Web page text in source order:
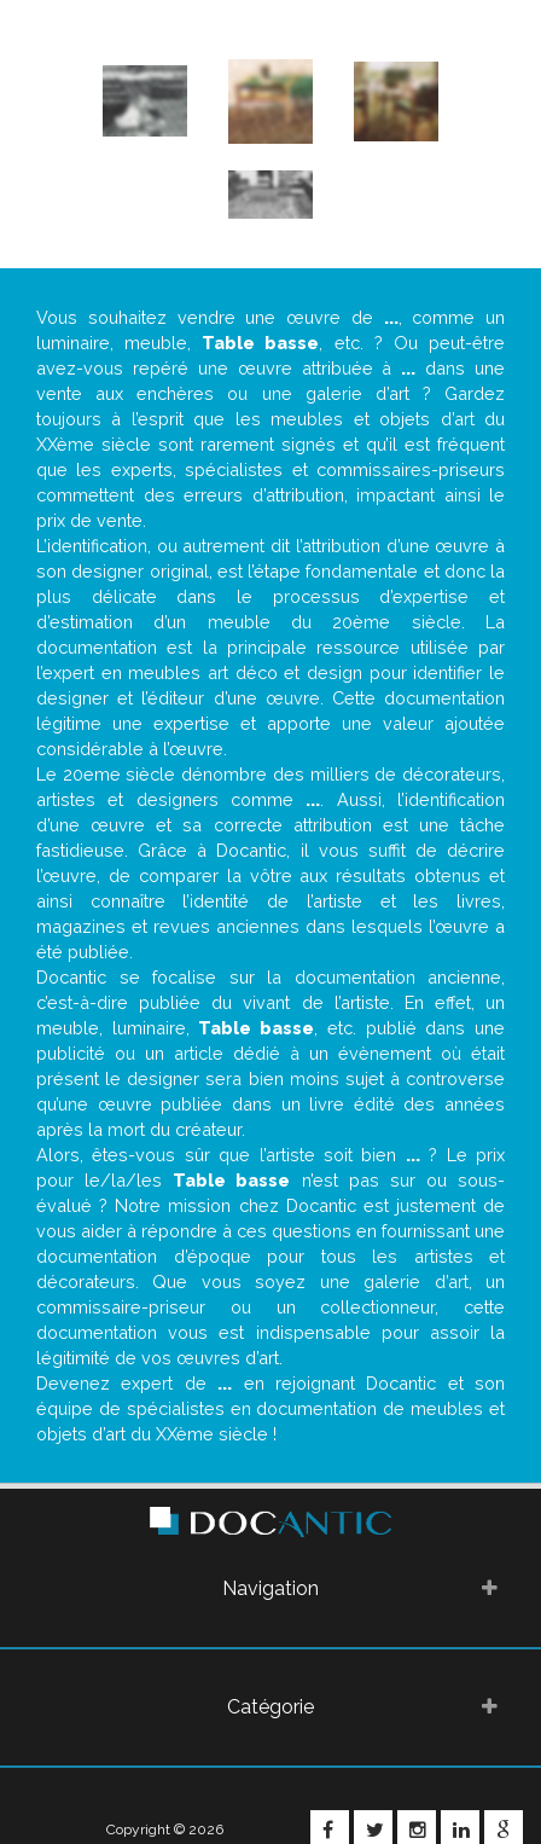
Vous souhaitez vendre une œuvre de ..., comme un
luminaire, meuble, Table basse , etc. ? Ou peut-être
avez-vous repéré une œuvre attribuée à ... dans une
vente aux enchères ou une galerie d’art ? Gardez
toujours à l’esprit que les meubles et objets d’art du
XXème siècle sont rarement signés et qu’il est fréquent
que les experts, spécialistes et commissaires-priseurs
commettent des erreurs d’attribution, impactant ainsi le
prix de vente.
L’identification, ou autrement dit l’attribution d’une œuvre à
son designer original, est l’étape fondamentale et donc la
plus délicate dans le processus d’expertise et
d’estimation d’un meuble du 20ème siècle. La
documentation est la principale ressource utilisée par
l’expert en meubles art déco et design pour identifier le
designer et l’éditeur d’une œuvre. Cette documentation
légitime une expertise et apporte une valeur ajoutée
considérable à l’œuvre.
Le 20eme siècle dénombre des milliers de décorateurs,
artistes et designers comme ... . Aussi, l’identification
d’une œuvre et sa correcte attribution est une tâche
fastidieuse. Grâce à Docantic, il vous suffit de décrire
l’œuvre, de comparer la vôtre aux résultats obtenus et
ainsi connaître l’identité de l’artiste et les livres,
magazines et revues anciennes dans lesquels l’œuvre a
été publiée.
Docantic se focalise sur la documentation ancienne,
c’est-à-dire publiée du vivant de l’artiste. En effet, un
meuble, luminaire, Table basse , etc. publié dans une
publicité ou un article dédié à un évènement où était
présent le designer sera bien moins sujet à controverse
qu’une œuvre publiée dans un livre édité des années
après la mort du créateur.
Alors, êtes-vous sûr que l’artiste soit bien ...? Le prix
pour le/la/les Table basse n’est pas sur ou sous-
évalué ? Notre mission chez Docantic est justement de
vous aider à répondre à ces questions en fournissant une
documentation d’époque pour tous les artistes et
décorateurs. Que vous soyez une galerie d’art, un
commissaire-priseur ou un collectionneur, cette
documentation vous est indispensable pour assoir la
légitimité de vos œuvres d’art.
Devenez expert de ... en rejoignant Docantic et son
équipe de spécialistes en documentation de meubles et
objets d’art du XXème siècle !
Navigation
Catégorie
FACEBOOKTWITTER
Copyright © 2026